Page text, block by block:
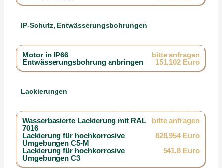
IP-Schutz, Entwässerungsbohrungen
Motor in IP66
bitte anfragen
Entwässerungsbohrung anbringen
151,102 Euro
Lackierungen
Wasserbasierte Lackierung mit RAL
7016
bitte anfragen
Lackierung für hochkorrosive
Umgebungen C5-M
828,954 Euro
Lackierung für hochkorrosive
Umgebungen C3
541,8 Euro